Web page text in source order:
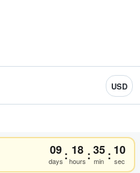
USD
09
days : 18
hours :35
min : 10
sec